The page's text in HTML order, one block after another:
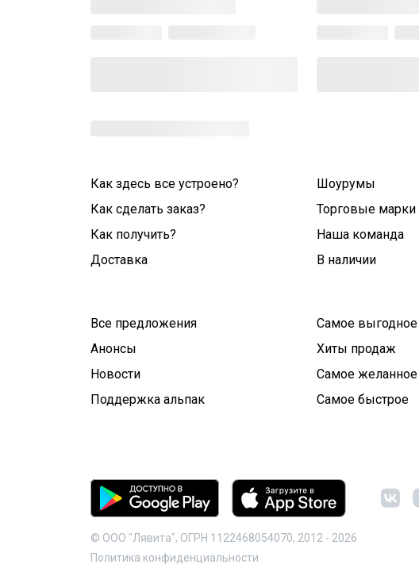
Как здесь все устроено?
Как сделать заказ?
Как получить?
Доставка
Шоурумы
Торговые марки
Наша команда
В наличии
Все предложения
Анонсы
Новости
Поддержка альпак
Самое выгодное
Хиты продаж
Самое желанное
Самое быстрое
© ООО "Лявита", ОГРН 1122468054070, 2012 - 2026
Политика конфиденциальности